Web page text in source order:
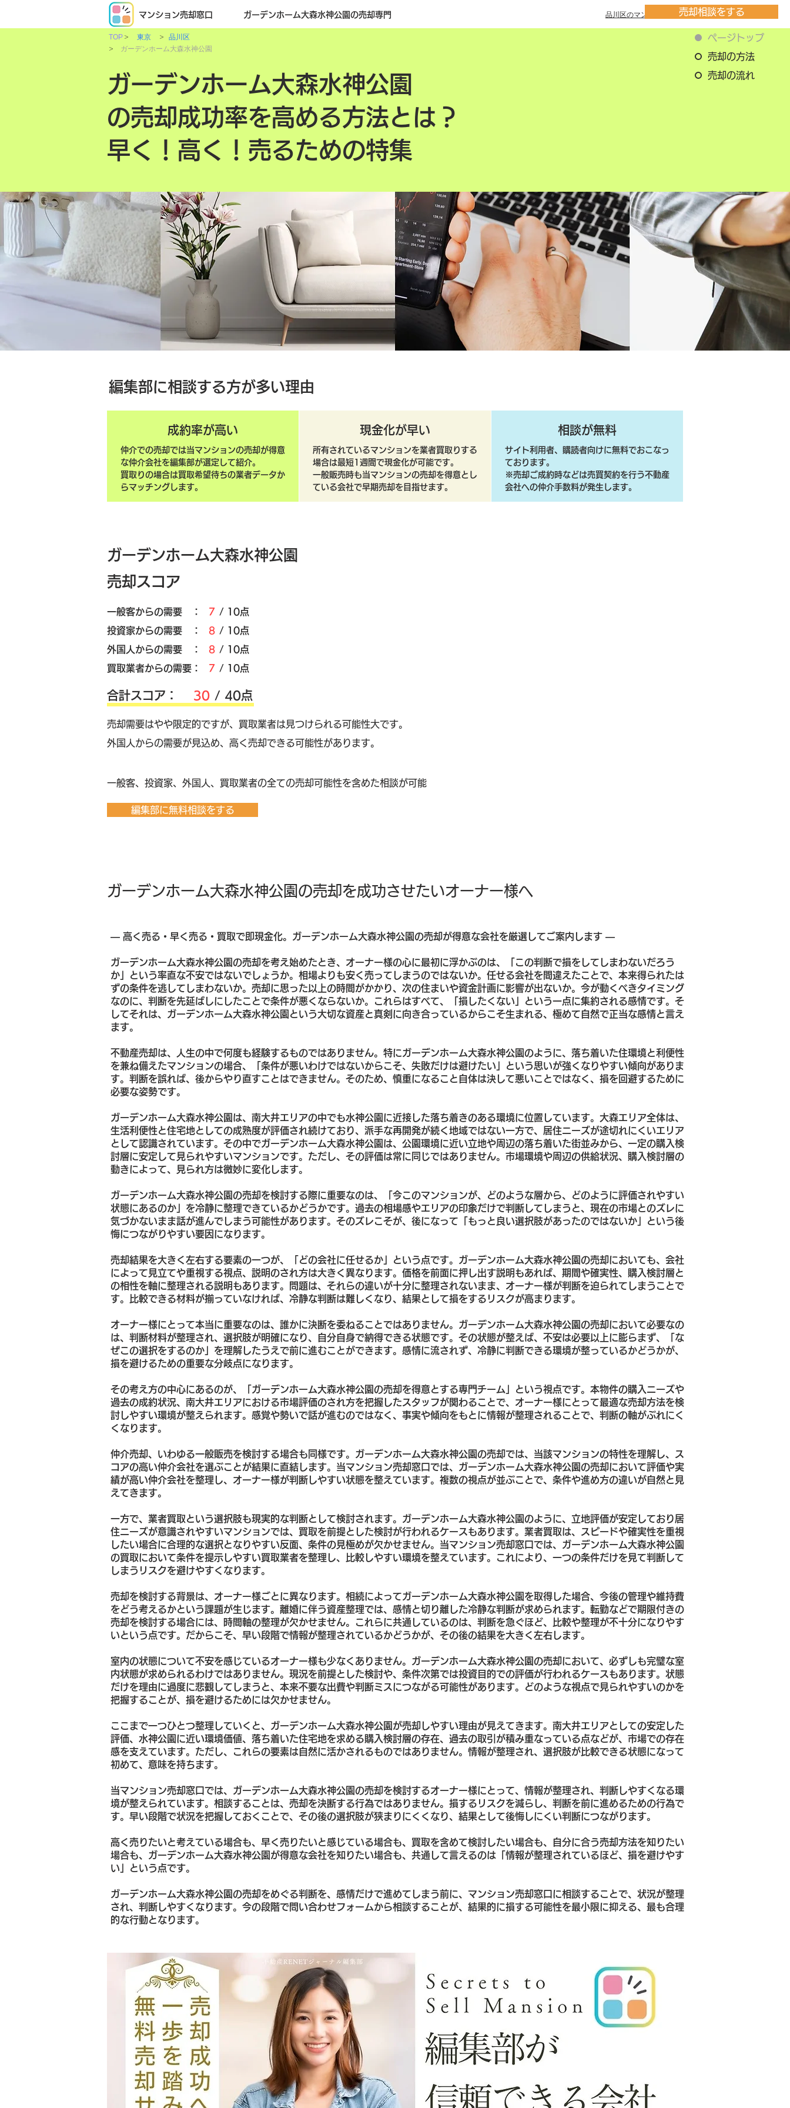
売却相談をする
ページトップ
売却の方法
売却の流れ
マンション売却窓口 ガーデンホーム大森水神公園の売却専門 品川区のマンション一覧
TOP > 東京 > 品川区
> ガーデンホーム大森水神公園
ガーデンホーム大森水神公園
の売却成功率を高める方法とは？
早く！高く！売るための特集
編集部に相談する方が多い理由
成約率が高い
仲介での売却では当マンションの売却が得意
な仲介会社を編集部が選定して紹介。
買取りの場合は買取希望待ちの業者データか
らマッチングします。
現金化が早い
所有されているマンションを業者買取りする
場合は最短1週間で現金化が可能です。
一般販売時も当マンションの売却を得意とし
ている会社で早期売却を目指せます。
相談が無料
サイト利用者、購読者向けに無料でおこなっ
ております。
​※売却ご成約時などは売買契約を行う不動産
会社への仲介手数料が発生します。
ガーデンホーム大森水神公園
売却スコア
​一般客からの需要 ： 7 / 10点
​投資家からの需要 ：
8 / 10点
外国人からの需要 ：
8 / 10点
買取業者からの需要：
7 / 10点
​合計スコア： 30 / 40点
売却需要はやや限定的ですが、買取業者は見つけられる可能性大です。
外国人からの需要が見込め、高く売却できる可能性があります。
​一般客、投資家、外国人、買取業者の全ての売却可能性を含めた相談が可能
編集部に無料相談をする
ガーデンホーム大森水神公園の売却を成功させたいオーナー様へ
― 高く売る・早く売る・買取で即現金化。ガーデンホーム大森水神公園の売却が得意な会社を厳選してご案内します ―
ガーデンホーム大森水神公園の売却を考え始めたとき、オーナー様の心に最初に浮かぶのは、「この判断で損をしてしまわないだろう
か」という率直な不安ではないでしょうか。相場よりも安く売ってしまうのではないか。任せる会社を間違えたことで、本来得られたは
ずの条件を逃してしまわないか。売却に思った以上の時間がかかり、次の住まいや資金計画に影響が出ないか。今が動くべきタイミング
なのに、判断を先延ばしにしたことで条件が悪くならないか。これらはすべて、「損したくない」という一点に集約される感情です。そ
してそれは、ガーデンホーム大森水神公園という大切な資産と真剣に向き合っているからこそ生まれる、極めて自然で正当な感情と言え
ます。
不動産売却は、人生の中で何度も経験するものではありません。特にガーデンホーム大森水神公園のように、落ち着いた住環境と利便性
を兼ね備えたマンションの場合、「条件が悪いわけではないからこそ、失敗だけは避けたい」という思いが強くなりやすい傾向がありま
す。判断を誤れば、後からやり直すことはできません。そのため、慎重になること自体は決して悪いことではなく、損を回避するために
必要な姿勢です。
ガーデンホーム大森水神公園は、南大井エリアの中でも水神公園に近接した落ち着きのある環境に位置しています。大森エリア全体は、
生活利便性と住宅地としての成熟度が評価され続けており、派手な再開発が続く地域ではない一方で、居住ニーズが途切れにくいエリア
として認識されています。その中でガーデンホーム大森水神公園は、公園環境に近い立地や周辺の落ち着いた街並みから、一定の購入検
討層に安定して見られやすいマンションです。ただし、その評価は常に同じではありません。市場環境や周辺の供給状況、購入検討層の
動きによって、見られ方は微妙に変化します。
ガーデンホーム大森水神公園の売却を検討する際に重要なのは、「今このマンションが、どのような層から、どのように評価されやすい
状態にあるのか」を冷静に整理できているかどうかです。過去の相場感やエリアの印象だけで判断してしまうと、現在の市場とのズレに
気づかないまま話が進んでしまう可能性があります。そのズレこそが、後になって「もっと良い選択肢があったのではないか」という後
悔につながりやすい要因になります。
売却結果を大きく左右する要素の一つが、「どの会社に任せるか」という点です。ガーデンホーム大森水神公園の売却においても、会社
によって見立てや重視する視点、説明のされ方は大きく異なります。価格を前面に押し出す説明もあれば、期間や確実性、購入検討層と
の相性を軸に整理される説明もあります。問題は、それらの違いが十分に整理されないまま、オーナー様が判断を迫られてしまうことで
す。比較できる材料が揃っていなければ、冷静な判断は難しくなり、結果として損をするリスクが高まります。
オーナー様にとって本当に重要なのは、誰かに決断を委ねることではありません。ガーデンホーム大森水神公園の売却において必要なの
は、判断材料が整理され、選択肢が明確になり、自分自身で納得できる状態です。その状態が整えば、不安は必要以上に膨らまず、「な
ぜこの選択をするのか」を理解したうえで前に進むことができます。感情に流されず、冷静に判断できる環境が整っているかどうかが、
損を避けるための重要な分岐点になります。
その考え方の中心にあるのが、「ガーデンホーム大森水神公園の売却を得意とする専門チーム」という視点です。本物件の購入ニーズや
過去の成約状況、南大井エリアにおける市場評価のされ方を把握したスタッフが関わることで、オーナー様にとって最適な売却方法を検
討しやすい環境が整えられます。感覚や勢いで話が進むのではなく、事実や傾向をもとに情報が整理されることで、判断の軸がぶれにく
くなります。
仲介売却、いわゆる一般販売を検討する場合も同様です。ガーデンホーム大森水神公園の売却では、当該マンションの特性を理解し、ス
コアの高い仲介会社を選ぶことが結果に直結します。当マンション売却窓口では、ガーデンホーム大森水神公園の売却において評価や実
績が高い仲介会社を整理し、オーナー様が判断しやすい状態を整えています。複数の視点が並ぶことで、条件や進め方の違いが自然と見
えてきます。
一方で、業者買取という選択肢も現実的な判断として検討されます。ガーデンホーム大森水神公園のように、立地評価が安定しており居
住ニーズが意識されやすいマンションでは、買取を前提とした検討が行われるケースもあります。業者買取は、スピードや確実性を重視
したい場合に合理的な選択となりやすい反面、条件の見極めが欠かせません。当マンション売却窓口では、ガーデンホーム大森水神公園
の買取において条件を提示しやすい買取業者を整理し、比較しやすい環境を整えています。これにより、一つの条件だけを見て判断して
しまうリスクを避けやすくなります。
売却を検討する背景は、オーナー様ごとに異なります。相続によってガーデンホーム大森水神公園を取得した場合、今後の管理や維持費
をどう考えるかという課題が生じます。離婚に伴う資産整理では、感情と切り離した冷静な判断が求められます。転勤などで期限付きの
売却を検討する場合には、時間軸の整理が欠かせません。これらに共通しているのは、判断を急ぐほど、比較や整理が不十分になりやす
いという点です。だからこそ、早い段階で情報が整理されているかどうかが、その後の結果を大きく左右します。
室内の状態について不安を感じているオーナー様も少なくありません。ガーデンホーム大森水神公園の売却において、必ずしも完璧な室
内状態が求められるわけではありません。現況を前提とした検討や、条件次第では投資目的での評価が行われるケースもあります。状態
だけを理由に過度に悲観してしまうと、本来不要な出費や判断ミスにつながる可能性があります。どのような視点で見られやすいのかを
把握することが、損を避けるためには欠かせません。
ここまで一つひとつ整理していくと、ガーデンホーム大森水神公園が売却しやすい理由が見えてきます。南大井エリアとしての安定した
評価、水神公園に近い環境価値、落ち着いた住宅地を求める購入検討層の存在、過去の取引が積み重なっている点などが、市場での存在
感を支えています。ただし、これらの要素は自然に活かされるものではありません。情報が整理され、選択肢が比較できる状態になって
初めて、意味を持ちます。
当マンション売却窓口では、ガーデンホーム大森水神公園の売却を検討するオーナー様にとって、情報が整理され、判断しやすくなる環
境が整えられています。相談することは、売却を決断する行為ではありません。損するリスクを減らし、判断を前に進めるための行為で
す。早い段階で状況を把握しておくことで、その後の選択肢が狭まりにくくなり、結果として後悔しにくい判断につながります。
高く売りたいと考えている場合も、早く売りたいと感じている場合も、買取を含めて検討したい場合も、自分に合う売却方法を知りたい
場合も、ガーデンホーム大森水神公園が得意な会社を知りたい場合も、共通して言えるのは「情報が整理されているほど、損を避けやす
い」という点です。
ガーデンホーム大森水神公園の売却をめぐる判断を、感情だけで進めてしまう前に、マンション売却窓口に相談することで、状況が整理
され、判断しやすくなります。今の段階で問い合わせフォームから相談することが、結果的に損する可能性を最小限に抑える、最も合理
的な行動となります。